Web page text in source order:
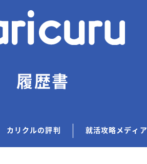
履歴書
カリクルの評判 就活攻略メディア